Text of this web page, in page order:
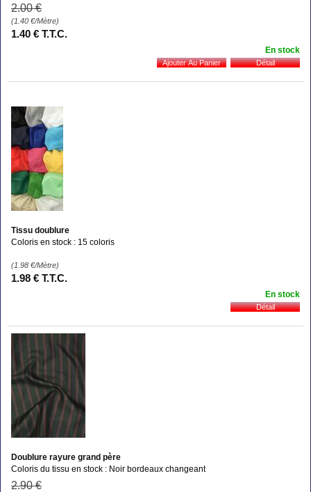
2.00 €
(1.40 €/Mètre)
1.40 € T.T.C.
En stock
Tissu doublure
Coloris en stock : 15 coloris
(1.98 €/Mètre)
1.98 € T.T.C.
En stock
Doublure rayure grand père
Coloris du tissu en stock : Noir bordeaux changeant
2.90 €